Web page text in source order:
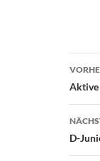
Aktive
D-